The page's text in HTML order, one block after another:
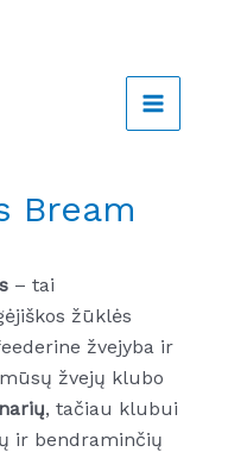
Bream
– tai
žūklės
žvejyba ir
žvejų klubo
, tačiau klubui
ir bendraminčių